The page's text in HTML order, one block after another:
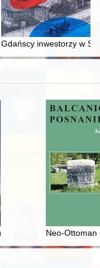
od średniowiecza do
Gdańscy inwestorzy w
T. 2Neo-Ottoman